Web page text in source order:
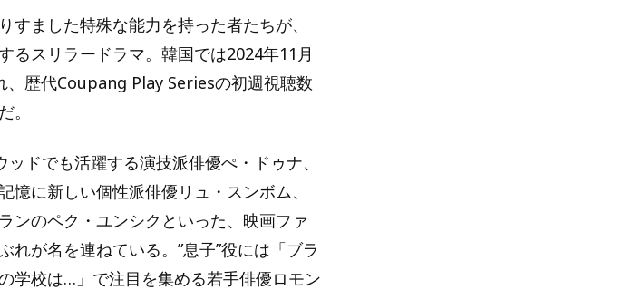
すました特殊な能力を持った者たちが、
るスリラードラマ。韓国では2024年11月
歴代Coupang Play Seriesの初週視聴数
。
ドでも活躍する演技派俳優ぺ・ドゥナ、
憶に新しい個性派俳優リュ・スンボム、
ンのペク・ユンシクといった、映画ファ
が名を連ねている。”息子”役には「ブラ
学校は…」で注目を集める若手俳優ロモン